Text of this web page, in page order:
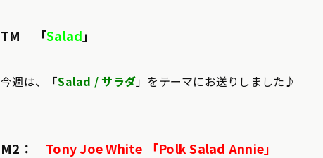
TM 「Salad」
今週は、「Salad / サラダ」をテーマにお送りしました♪
M2： Tony Joe White 「Polk Salad Annie」